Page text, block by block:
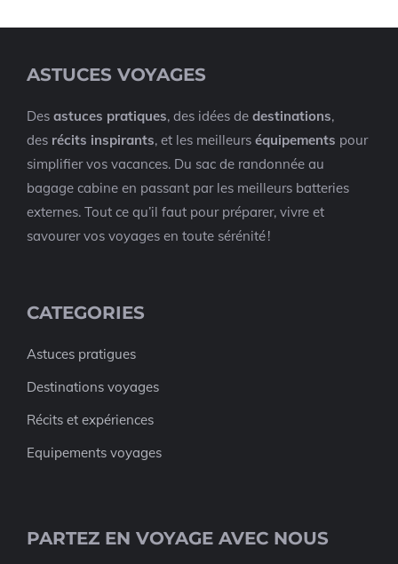
ASTUCES VOYAGES
Des astuces pratiques, des idées de destinations,
des récits inspirants, et les meilleurs équipements pour
simplifier vos vacances. Du sac de randonnée au
bagage cabine en passant par les meilleurs batteries
externes. Tout ce qu’il faut pour préparer, vivre et
savourer vos voyages en toute sérénité !
CATEGORIES
Astuces pratigues
Destinations voyages
Récits et expériences
Equipements voyages
PARTEZ EN VOYAGE AVEC NOUS